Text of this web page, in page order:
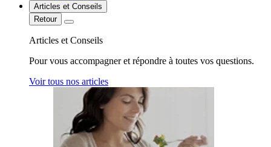
Articles et Conseils
Retour
Articles et Conseils
Pour vous accompagner et répondre à toutes vos questions.
Voir tous nos articles